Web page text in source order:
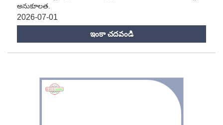
అనుకూలత.
2026-07-01
ఇంకా చదవండి